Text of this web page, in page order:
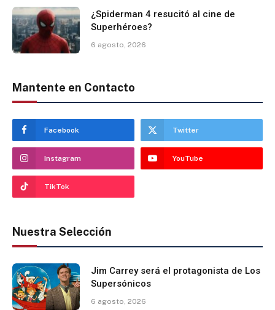
¿Spiderman 4 resucitó al cine de
Superhéroes?
6 agosto, 2026
Mantente en Contacto
Facebook Twitter
Instagram YouTube
TikTok
Nuestra Selección
Jim Carrey será el protagonista de Los
Supersónicos
6 agosto, 2026